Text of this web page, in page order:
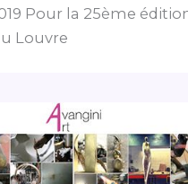
Pour la 25ème
Louvre